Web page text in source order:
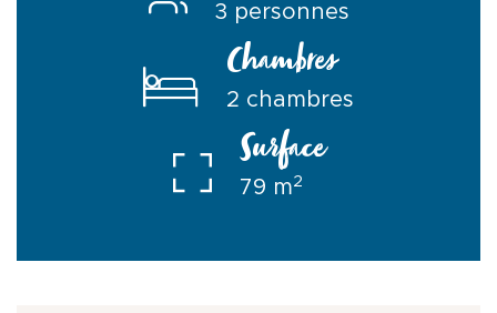
3 personnes
Chambres
2 chambres
Surface
79 m2